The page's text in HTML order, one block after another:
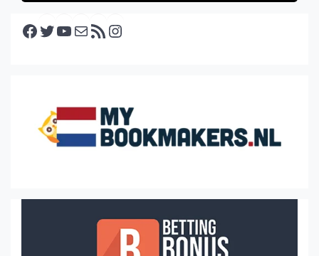
Facebook Twitter YouTube E-mail RSS feed